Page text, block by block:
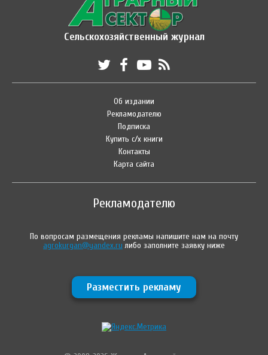
Сельскохозяйственный журнал
Об издании
Рекламодателю
Подписка
Купить с/х книги
Контакты
Карта сайта
Рекламодателю
По вопросам размещения рекламы напишите нам на почту
agrokurgan@yandex.ru либо заполните заявку ниже
Разместить рекламу